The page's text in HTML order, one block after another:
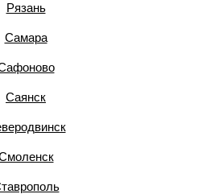
Рязань
Самара
Саянск